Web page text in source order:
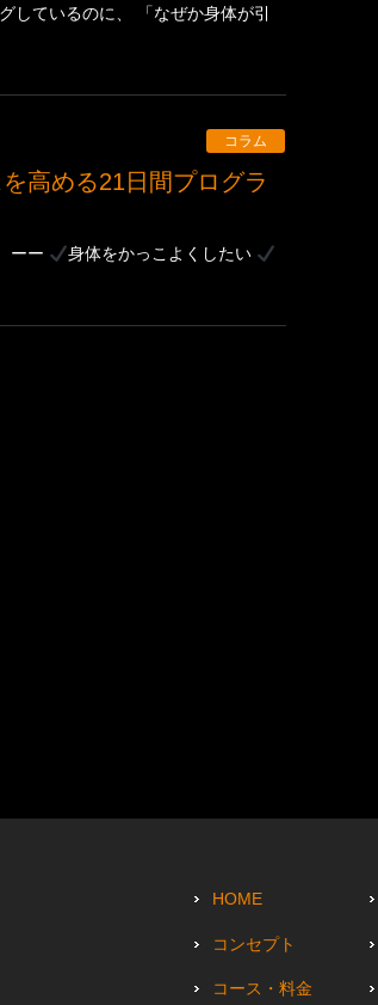
しているのに、 「なぜか身体が引
コラム
ーー
身体をかっこよくしたい
HOME
コンセプト
コース・料金